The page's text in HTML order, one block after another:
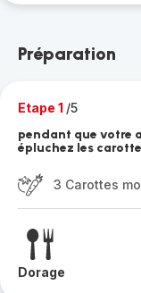
Préparation
Etape 1 /5
pendant que votre
épluchez les
3 Carottes
Dorage